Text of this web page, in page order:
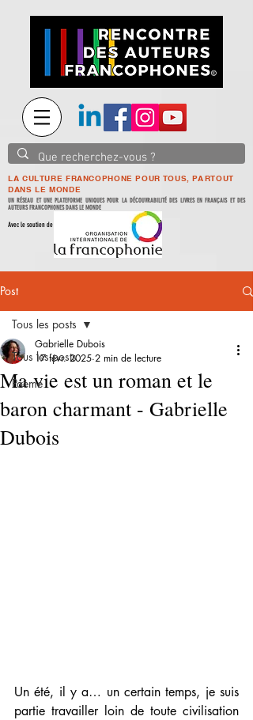
LA CULTURE FRANCOPHONE POUR TOUS, PARTOUT
DANS LE MONDE
UN RÉSEAU ET UNE PLATEFORME UNIQUES POUR LA DÉCOUVRABILITÉ DES LIVRES EN FRANÇAIS ET DES
AUTEURS FRANCOPHONES DANS LE MONDE
Avec le soutien de
Post
Tous les posts
Poème
Tous les posts
Ma vie est un roman et le
baron charmant - Gabrielle
Dubois
Gabrielle Dubois
17 févr. 2025 2 min de lecture
Un été, il y a… un certain temps, je suis
partie travailler loin de toute civilisation